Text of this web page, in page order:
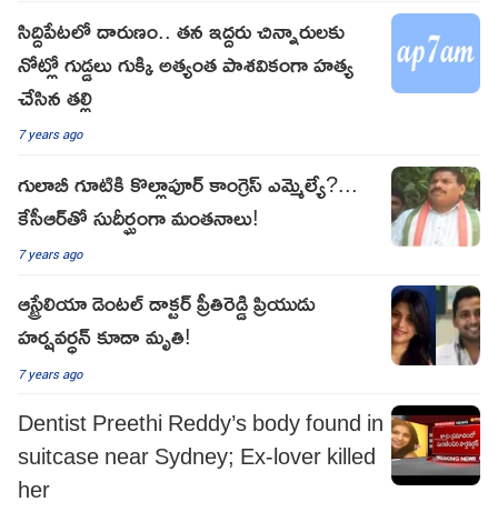
సిద్దిపేటలో దారుణం.. తన ఇద్దరు చిన్నారులకు
నోట్లో గుడ్డలు గుక్కి అత్యంత పాశవికంగా హత్య
చేసిన తల్లి
7 years ago
గులాబీ గూటికి కొల్లాపూర్‌ కాంగ్రెస్ ఎమ్మెల్యే?...
కేసీఆర్‌తో సుదీర్ఘంగా మంతనాలు!
7 years ago
ఆస్ట్రేలియా డెంటల్ డాక్టర్ ప్రీతిరెడ్డి ప్రియుడు
హర్షవర్ధన్ కూడా మృతి!
7 years ago
Dentist Preethi Reddy’s body found in
suitcase near Sydney; Ex-lover killed
her